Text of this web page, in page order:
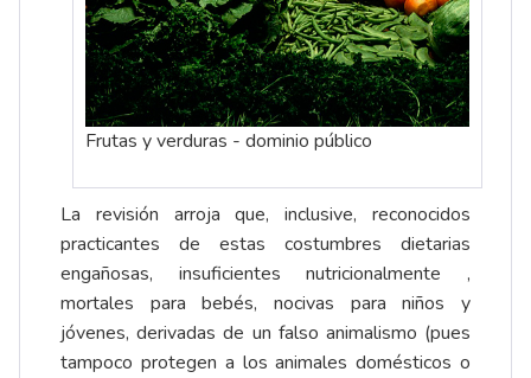
Frutas y verduras - dominio público
La revisión arroja que, inclusive, reconocidos
practicantes de estas costumbres dietarias
engañosas, insuficientes nutricionalmente ,
mortales para bebés, nocivas para niños y
jóvenes, derivadas de un falso animalismo (pues
tampoco protegen a los animales domésticos o